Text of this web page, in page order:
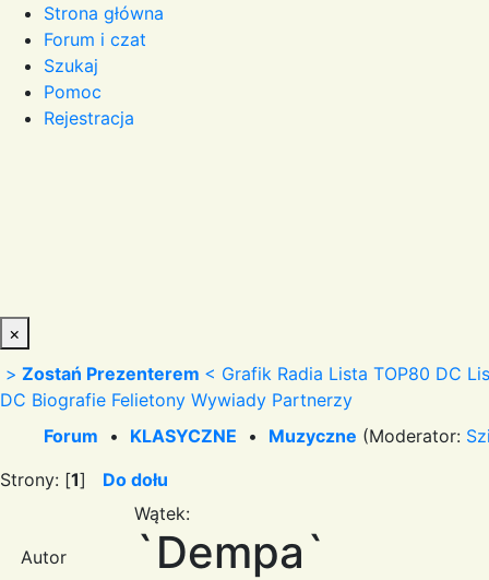
Strona główna
Forum i czat
Szukaj
Pomoc
Rejestracja
×
> Zostań Prezenterem < Grafik Radia Lista TOP80 DC
DC Biografie Felietony Wywiady Partnerzy
Forum • KLASYCZNE • Muzyczne (Moderator:
Strony: [1] Do dołu
Autor
Wątek:
`Dempa`